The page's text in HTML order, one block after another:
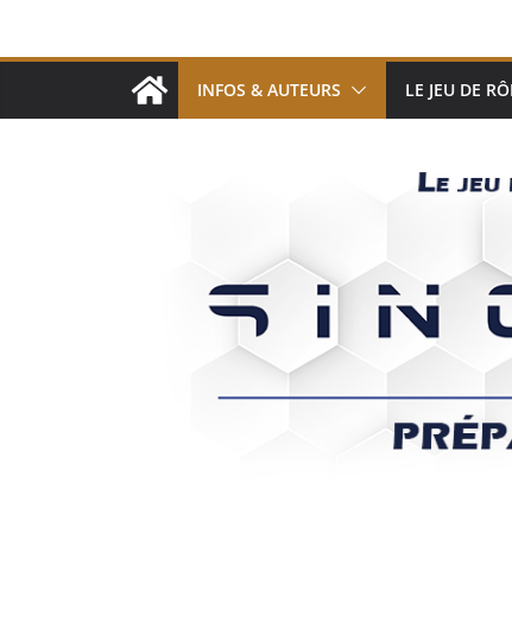
INFOS & AUTEURS LE JEU DE